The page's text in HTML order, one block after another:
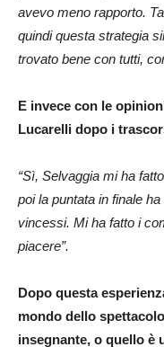
avevo meno rapporto.
quindi questa strategia
trovato bene con tutti,
E invece con le
Lucarelli dopo i
“Sì, Selvaggia mi ha
poi la puntata in finale
vincessi. Mi ha fatto i
piacere”.
Dopo questa
mondo dello
insegnante, o quello è